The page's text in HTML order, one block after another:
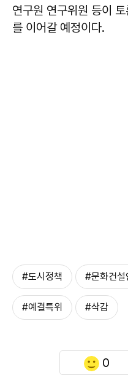
연구원 연구위원 등이
를 이어갈 예정이다.
#도시정책 #문화건설
#예결특위 #삭감
0